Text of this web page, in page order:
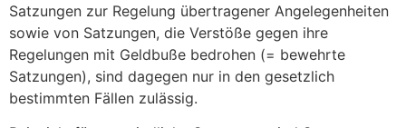
Satzungen zur Regelung übertragener Angelegenheiten
sowie von Satzungen, die Verstöße gegen ihre
Regelungen mit Geldbuße bedrohen (= bewehrte
Satzungen), sind dagegen nur in den gesetzlich
bestimmten Fällen zulässig.